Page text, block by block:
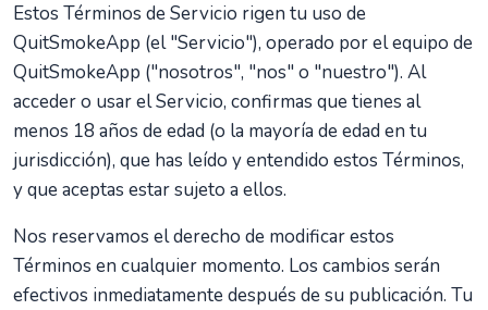
Estos Términos de Servicio rigen tu uso de
QuitSmokeApp (el "Servicio"), operado por el equipo de
QuitSmokeApp ("nosotros", "nos" o "nuestro"). Al
acceder o usar el Servicio, confirmas que tienes al
menos 18 años de edad (o la mayoría de edad en tu
jurisdicción), que has leído y entendido estos Términos,
y que aceptas estar sujeto a ellos.
Nos reservamos el derecho de modificar estos
Términos en cualquier momento. Los cambios serán
efectivos inmediatamente después de su publicación. Tu